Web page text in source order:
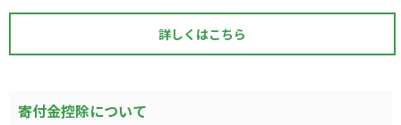
詳しくはこちら
寄付金控除について